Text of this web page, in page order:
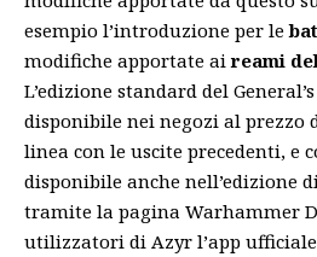
esempio l’introduzione per le
modifiche apportate aireami
L’edizione standard del
disponibile nei negozi al prezzo
linea con le uscite precedenti, e
disponibile anche nell’edizione
tramite la pagina Warhammer
utilizzatori di Azyr l’app